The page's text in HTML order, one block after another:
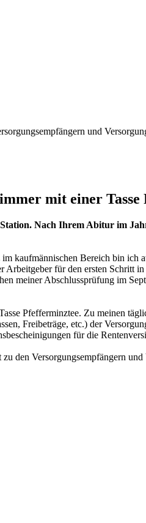
und
mit einer Tasse
Nach Ihrem Abitur im
kaufmännischen Bereich bin
Arbeitgeber für den ersten
meiner Abschlussprüfung im
Pfefferminztee. Zu meinen
Freibeträge, etc.) der
für die
den Versorgungsempfängern